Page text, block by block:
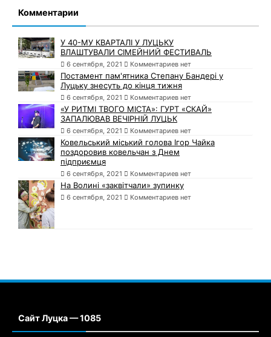
Комментарии
У 40-МУ КВАРТАЛІ У ЛУЦЬКУ
ВЛАШТУВАЛИ СІМЕЙНИЙ ФЕСТИВАЛЬ
6 сентября, 2021 Комментариев нет
Постамент пам'ятника Степану Бандері у
Луцьку знесуть до кінця тижня
6 сентября, 2021 Комментариев нет
«У РИТМІ ТВОГО МІСТА»: ГУРТ «СКАЙ»
ЗАПАЛЮВАВ ВЕЧІРНІЙ ЛУЦЬК
6 сентября, 2021 Комментариев нет
Ковельський міський голова Ігор Чайка
поздоровив ковельчан з Днем
підприємця
6 сентября, 2021 Комментариев нет
На Волині «заквітчали» зупинку
6 сентября, 2021 Комментариев нет
Сайт Луцка — 1085